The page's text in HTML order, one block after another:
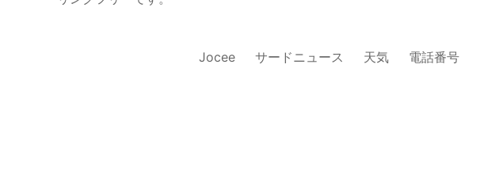
Jocee サードニュース 天気 電話番号